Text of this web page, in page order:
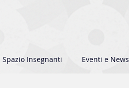
Spazio Insegnanti Eventi e News